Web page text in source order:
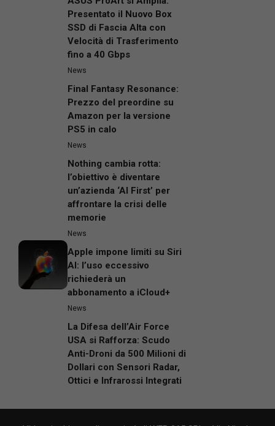
Presentato il Nuovo Box
SSD di Fascia Alta con
Velocità di Trasferimento
fino a 40 Gbps
News
Final Fantasy Resonance:
Prezzo del preordine su
Amazon per la versione
PS5 in calo
News
Nothing cambia rotta:
l’obiettivo è diventare
un’azienda ‘AI First’ per
affrontare la crisi delle
memorie
News
Apple impone limiti su Siri
AI: l’uso eccessivo
richiederà un
abbonamento a iCloud+
News
La Difesa dell’Air Force
USA si Rafforza: Scudo
Anti-Droni da 500 Milioni di
Dollari con Sensori Radar,
Ottici e Infrarossi Integrati